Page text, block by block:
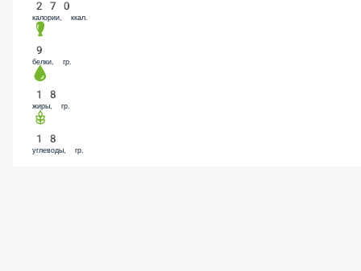
270
калории, ккал.
9
белки, гр.
18
жиры, гр.
18